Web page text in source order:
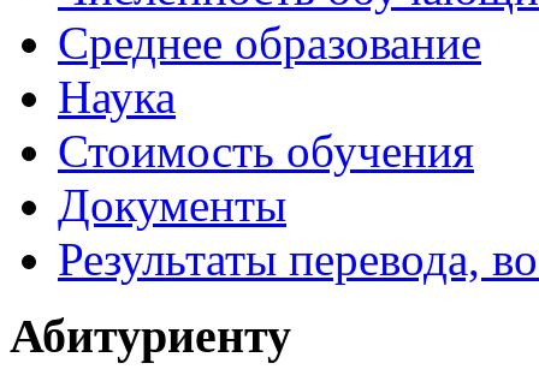
Среднее образование
Наука
Стоимость обучения
Документы
Результаты перевода,
Абитуриенту